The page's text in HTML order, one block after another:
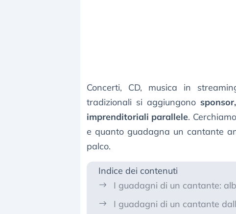
Concerti, CD, musica in
tradizionali si aggiungono
imprenditoriali parallele.
e quanto guadagna un cantante
palco.
Indice dei contenuti
I guadagni di un cantante:
I guadagni di un cantante